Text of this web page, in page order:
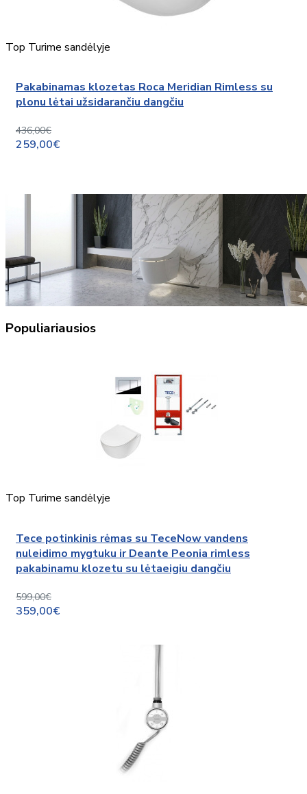
Top Turime sandėlyje
Pakabinamas klozetas Roca Meridian Rimless su
plonu lėtai užsidarančiu dangčiu
436,00€
259,00€
Populiariausios
Top Turime sandėlyje
Tece potinkinis rėmas su TeceNow vandens
nuleidimo mygtuku ir Deante Peonia rimless
pakabinamu klozetu su lėtaeigiu dangčiu
599,00€
359,00€